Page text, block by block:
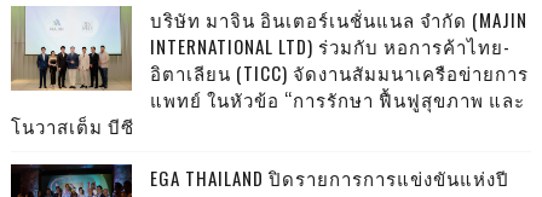
บริษัท มาจิน อินเตอร์เนชั่นแนล จำกัด (MAJIN
INTERNATIONAL LTD) ร่วมกับ หอการค้าไทย-
อิตาเลียน (TICC) จัดงานสัมมนาเครือข่ายการ
แพทย์ ในหัวข้อ “การรักษา ฟื้นฟูสุขภาพ และ
โนวาสเต็ม บีซี
EGA THAILAND ปิดรายการการแข่งขันแห่งปี